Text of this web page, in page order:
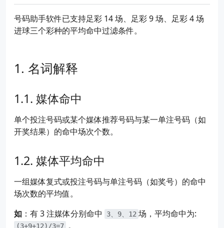
号码助手软件已支持足彩 14 场、足彩 9 场、足彩 4 场
进球三个彩种的平均命中过滤条件。
名词解释
媒体命中
单个投注号码或某个媒体推荐号码与某一单注号码（如
开奖结果）的命中场次个数。
媒体平均命中
一组媒体复式或投注号码与单注号码（如奖号）的命中
场次数的平均值。
如 ：有 3 注媒体分别命中 3、9、12 场，平均命中为:
(3+9+12)/3=7 。